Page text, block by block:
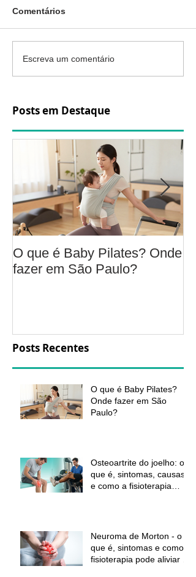
Comentários
Escreva um comentário
Posts em Destaque
O que é Baby Pilates? Onde
fazer em São Paulo?
Posts Recentes
O que é Baby Pilates?
Onde fazer em São
Paulo?
Osteoartrite do joelho: o
que é, sintomas, causas
e como a fisioterapia
Neuroma de Morton - o
que é, sintomas e como a
fisioterapia pode aliviar a